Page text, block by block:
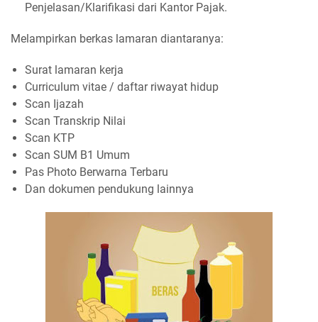
Penjelasan/Klarifikasi dari Kantor Pajak.
Melampirkan berkas lamaran diantaranya:
Surat lamaran kerja
Curriculum vitae / daftar riwayat hidup
Scan Ijazah
Scan Transkrip Nilai
Scan KTP
Scan SUM B1 Umum
Pas Photo Berwarna Terbaru
Dan dokumen pendukung lainnya